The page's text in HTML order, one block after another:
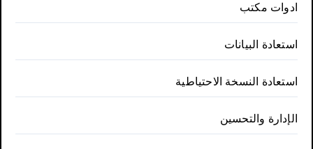
ادوات مكتب
استعادة البيانات
استعادة النسخة الاحتياطية
الإدارة والتحسين